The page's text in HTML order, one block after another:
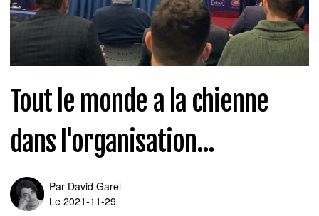
Tout le monde a la chienne
dans l'organisation...
Par David Garel
Le 2021-11-29